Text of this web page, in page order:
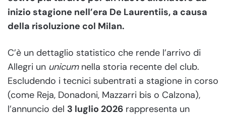
inizio stagione nell’era De Laurentiis, a causa
della risoluzione col Milan.
C’è un dettaglio statistico che rende l’arrivo di
Allegri un unicumnella storia recente del club.
Escludendo i tecnici subentrati a stagione in corso
(come Reja, Donadoni, Mazzarri bis o Calzona),
l’annuncio del 3 luglio 2026 rappresenta un